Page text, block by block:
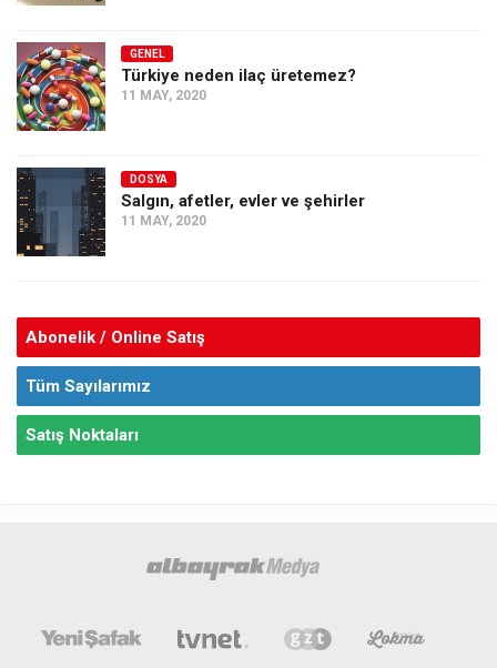
GENEL
Türkiye neden ilaç üretemez?
11 MAY, 2020
DOSYA
Salgın, afetler, evler ve şehirler
11 MAY, 2020
Abonelik / Online Satış
Tüm Sayılarımız
Satış Noktaları